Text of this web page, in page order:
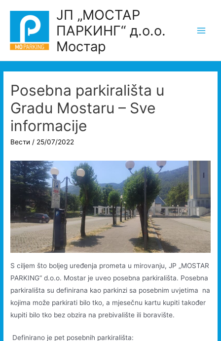
ЈП „МОСТАР
ПАРКИНГ“ д.о.о.
Мостар
Posebna parkirališta u
Gradu Mostaru – Sve
informacije
Вести / 25/07/2022
S ciljem što boljeg uređenja prometa u mirovanju, JP „MOSTAR
PARKING“ d.o.o. Mostar je uveo posebna parkirališta. Posebna
parkirališta su definirana kao parkinzi sa posebnim uvjetima na
kojima može parkirati bilo tko, a mjesečnu kartu kupiti također
kupiti bilo tko bez obzira na prebivalište ili boravište.
Definirano je pet posebnih parkirališta: